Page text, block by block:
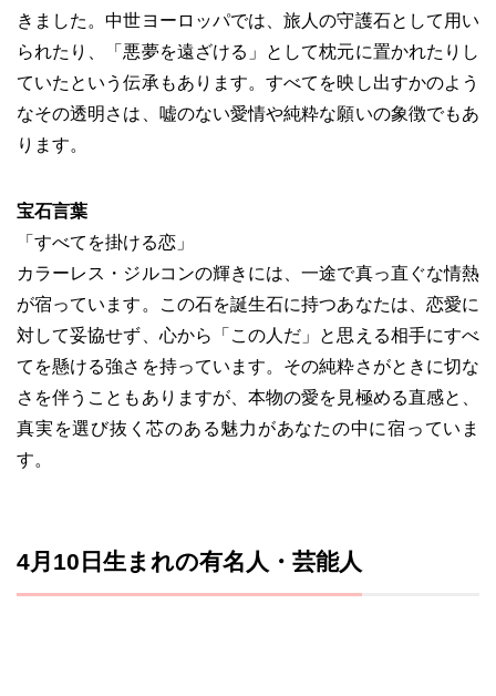
きました。中世ヨーロッパでは、旅人の守護石として用い
られたり、「悪夢を遠ざける」として枕元に置かれたりし
ていたという伝承もあります。すべてを映し出すかのよう
なその透明さは、嘘のない愛情や純粋な願いの象徴でもあ
ります。
宝石言葉
「すべてを掛ける恋」
カラーレス・ジルコンの輝きには、一途で真っ直ぐな情熱
が宿っています。この石を誕生石に持つあなたは、恋愛に
対して妥協せず、心から「この人だ」と思える相手にすべ
てを懸ける強さを持っています。その純粋さがときに切な
さを伴うこともありますが、本物の愛を見極める直感と、
真実を選び抜く芯のある魅力があなたの中に宿っていま
す。
4月10日生まれの有名人・芸能人